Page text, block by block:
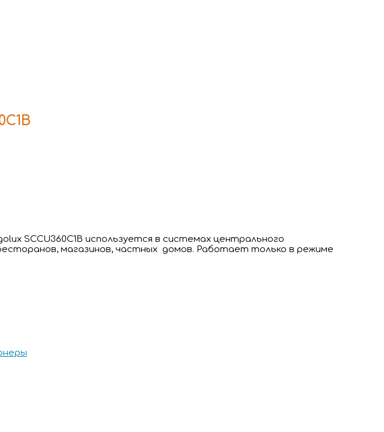
SCCU360C1B используется в системах центрального
магазинов, частных домов. Работает только в режиме